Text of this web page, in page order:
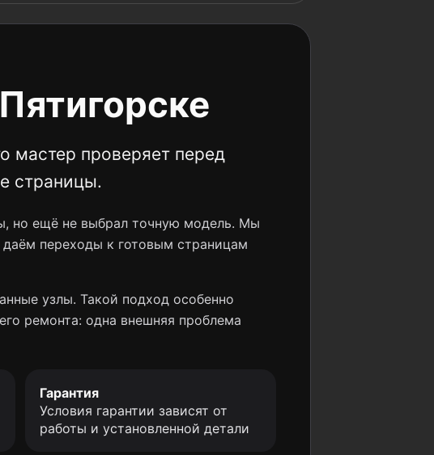
мастер проверяет перед
страницы.
но ещё не выбрал точную модель. Мы
переходы к готовым страницам
узлы. Такой подход особенно
ремонта: одна внешняя проблема
Гарантия
Условия гарантии зависят от
работы и установленной детали